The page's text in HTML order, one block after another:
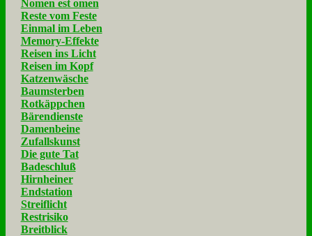
Nomen est omen
Reste vom Feste
Einmal im Leben
Memory-Effekte
Reisen ins Licht
Reisen im Kopf
Katzenwäsche
Baumsterben
Rotkäppchen
Bärendienste
Damenbeine
Zufallskunst
Die gute Tat
Badeschluß
Hirnheiner
Endstation
Streiflicht
Restrisiko
Breitblick